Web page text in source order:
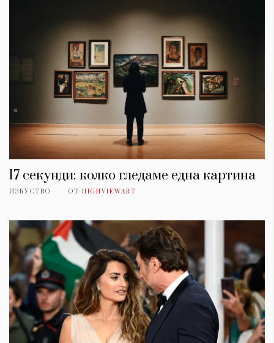
17 секунди: колко гледаме една картина
ИЗКУСТВО ОТ HIGHVIEWART